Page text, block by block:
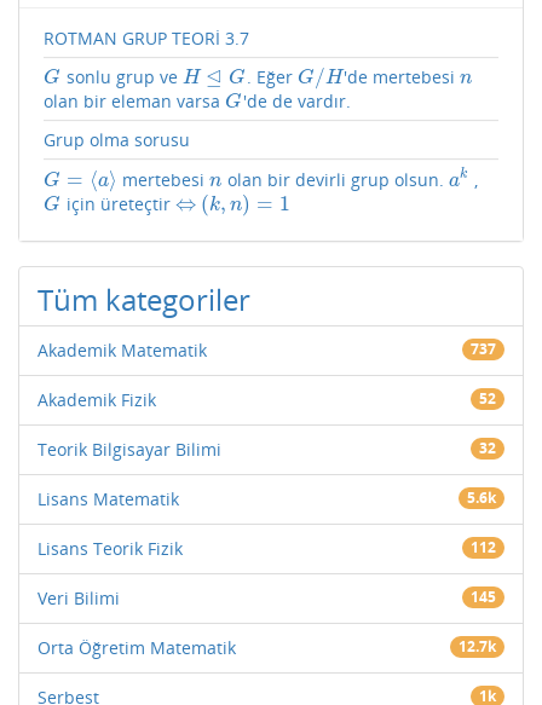
ROTMAN GRUP TEORİ 3.7
G
G sonlu grup ve H ⊴ G
H⊴G . Eğer G/H
G/H 'de mertebesi n
n
olan bir eleman varsa G
G 'de de vardır.
Grup olma sorusu
G = ⟨a⟩
G= ⟨a⟩ mertebesin
n olan bir devirli grup olsun. ak
ak
G
G için üreteçtir ⇔ (k, n) = 1
⇔( k,n)=1
Tüm kategoriler
Akademik Matematik 737
Akademik Fizik 52
Teorik Bilgisayar Bilimi 32
Lisans Matematik 5.6k
Lisans Teorik Fizik 112
Veri Bilimi 145
Orta Öğretim Matematik 12.7k
Serbest 1k